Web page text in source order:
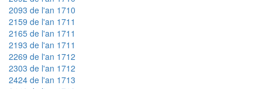
2093 de l'an 1710
2159 de l'an 1711
2165 de l'an 1711
2193 de l'an 1711
2269 de l'an 1712
2303 de l'an 1712
2424 de l'an 1713